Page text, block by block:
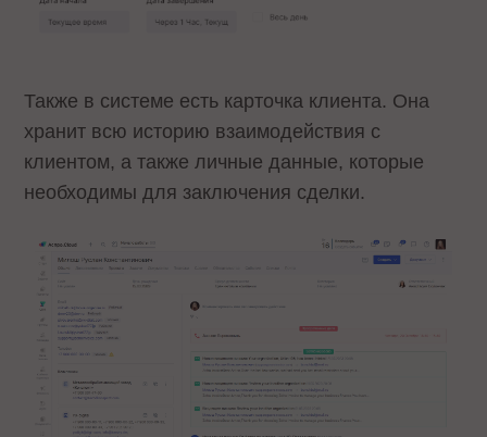
Также в системе есть карточка клиента. Она
хранит всю историю взаимодействия с
клиентом, а также личные данные, которые
необходимы для заключения сделки.